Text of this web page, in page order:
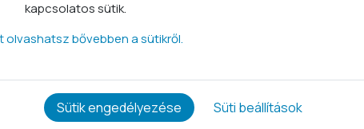
mindenre
kapcsolatos sütik.
olvashatsz bővebben a sütikről.
Sütik engedélyezése Süti beállítások